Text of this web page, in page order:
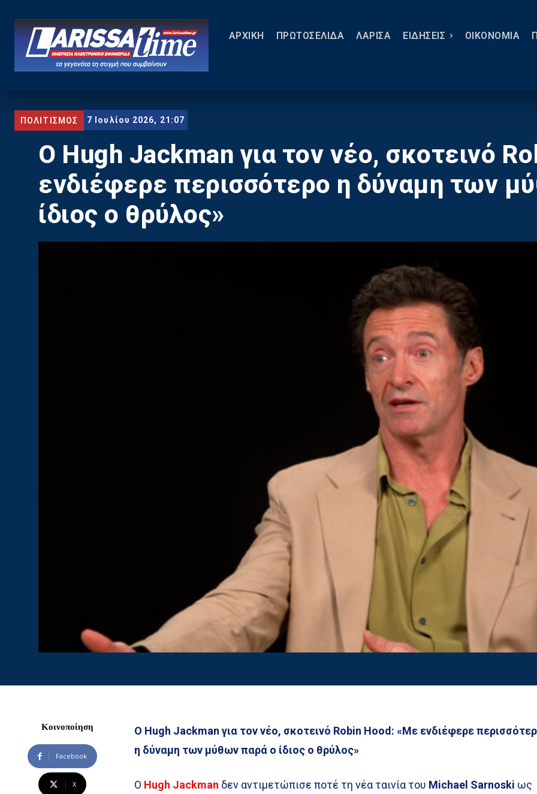
ΑΡΧΙΚΗ ΠΡΩΤΟΣΕΛΙΔΑ ΛΑΡΙΣΑ ΕΙΔΗΣΕΙΣ ΟΙΚΟΝΟΜΙΑ
ΠΟΛΙΤΙΣΜΟΣ 7 Ιουλίου 2026, 21:07
Ο Hugh Jackman για τον νέο, σκοτεινό
ενδιέφερε περισσότερο η δύναμη των
ίδιος ο θρύλος»
Κοινοποίηση
Facebook
X
Ο Hugh Jackman για τον νέο, σκοτεινό Robin Hood: «Με ενδιέφερε
η δύναμη των μύθων παρά ο ίδιος ο θρύλος»
Ο Hugh Jackman δεν αντιμετώπισε ποτέ τη νέα ταινία του Michael Sarnoski ως